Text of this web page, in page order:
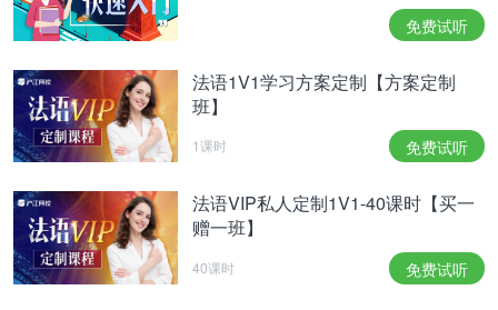
免费试听
法语1V1学习方案定制【方案定制
班】
1课时 免费试听
法语VIP私人定制1V1-40课时【买一
赠一班】
40课时 免费试听